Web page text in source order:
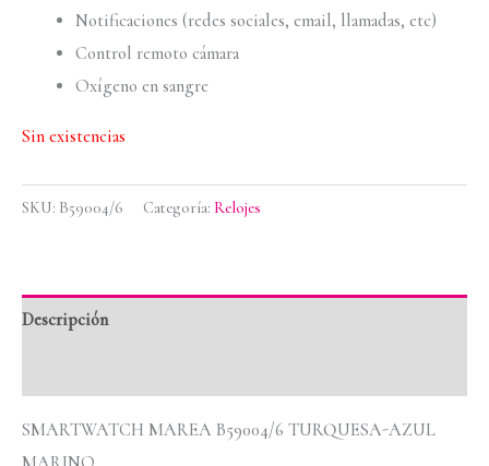
Notificaciones (redes sociales, email, llamadas, etc)
Control remoto cámara
Oxígeno en sangre
Sin existencias
SKU: B59004/6 Categoría: Relojes
Descripción
SMARTWATCH MAREA B59004/6 TURQUESA-AZUL